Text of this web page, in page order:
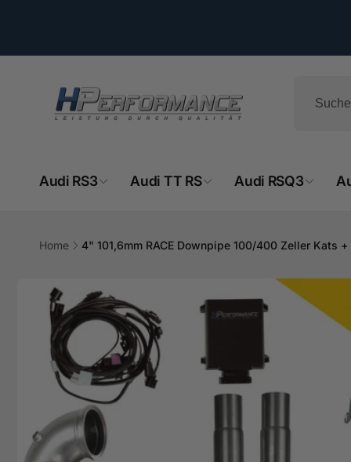
Audi RS3 Audi TT RS Audi RSQ3
Home 4" 101,6mm RACE Downpipe 100/400 Zeller Kats
- 4
74706